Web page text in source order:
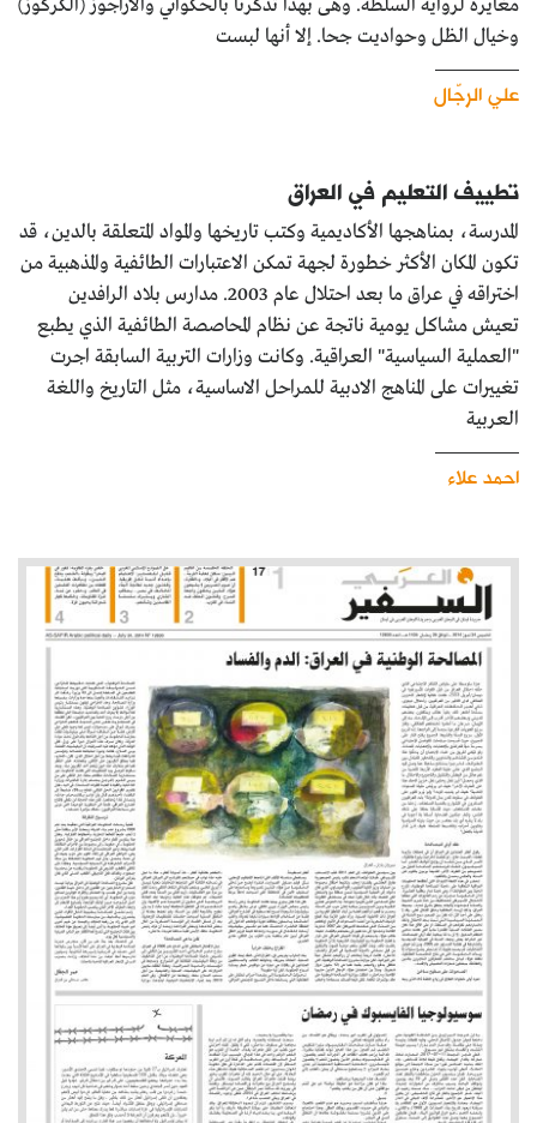
مغايرة لرواية السلطة. وهى بهذا تذكرنا بالحكواتي والأراجوز (الكركوز)
وخيال الظل وحواديت جحا. إلا أنها لبست
علي الرجّال
تطييف التعليم في العراق
المدرسة، بمناهجها الأكاديمية وكتب تاريخها والمواد المتعلقة بالدين، قد
تكون المكان الأكثر خطورة لجهة تمكن الاعتبارات الطائفية والمذهبية من
اختراقه في عراق ما بعد احتلال عام 2003. مدارس بلاد الرافدين
تعيش مشاكل يومية ناتجة عن نظام المحاصصة الطائفية الذي يطبع
"العملية السياسية" العراقية. وكانت وزارات التربية السابقة اجرت
تغييرات على المناهج الادبية للمراحل الاساسية، مثل التاريخ واللغة
العربية
احمد علاء